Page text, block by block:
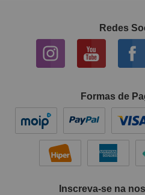
Redes
Formas de
Inscreva-se na